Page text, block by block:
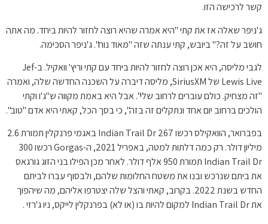
קשר לרכישה הזו.
ג'ניפר שאלה אז את קתי "היא אמרה שהיא רוצה לחזור להיות ביחד. מה אתה
חושב על זה?" ביובש, קתי ענתה שזה "מאוד נוח". ג'ניפר הסכימה.
לגבי מליסה, היא אכן רוצה לחזור להיות ביחד עם קתי וריץ' וואקיל. ב-Jef
Lewis Live של SiriusXM, מליסה דיברה על השכנה החדשה שלה, ואמרה
"זה מצחיק. כולם עוברים לרחוב שלי". אבל היא באמת מקווה ש"ג'ו וקתי
הולכים ברחוב יום אחד ונתקלים זה בזה", כי בסך הכל, קאתי היא אדם "טוב".
בפברואר, הוואקילס רכשו 267 Indian Trail Dr באגמי פרנקלין תמורת 2.6
מיליון דולר. רק כמה דלתות למטה, באפריל 2021, ה-Gorgas רכשו 300
Indian Trail Dr תמורת 950 אלף דולר. לאחר מכן הפילו בני הזוג גורגאס
את ביתם שנרכש ובנו את משטח החלומות שלהם, ולבסוף עברו לביתם
החדש בשנת 2022. בקרוב, קאתי והצל שלה יצטרפו אליהם, מה שיהפוך
את Indian Trail Dr למקום להיות בו (או לא) בפרנקלין לייקס, ניו ג'רזי .